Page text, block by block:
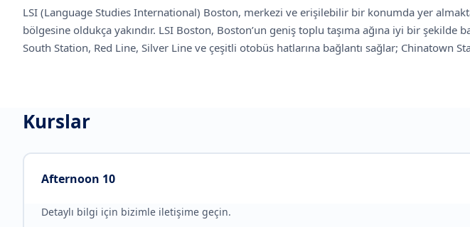
LSI (Language Studies International) Boston, merkezi ve erişilebilir bir konumda yer
bölgesine oldukça yakındır. LSI Boston, Boston’un geniş toplu taşıma ağına iyi bir
South Station, Red Line, Silver Line ve çeşitli otobüs hatlarına bağlantı sağlar; Chinatown
Kurslar
Afternoon 10
Detaylı bilgi için bizimle iletişime geçin.